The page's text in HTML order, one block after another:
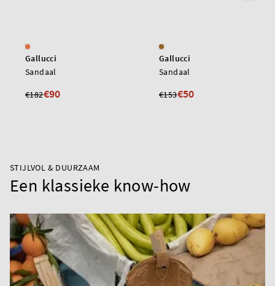
Gallucci
Sandaal
€182€90
Gallucci
Sandaal
€153€50
STIJLVOL & DUURZAAM
Een klassieke know-how